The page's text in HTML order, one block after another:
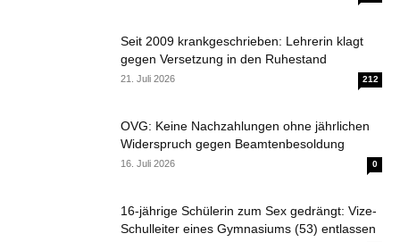
Seit 2009 krankgeschrieben: Lehrerin klagt
gegen Versetzung in den Ruhestand
21. Juli 2026 212
OVG: Keine Nachzahlungen ohne jährlichen
Widerspruch gegen Beamtenbesoldung
16. Juli 2026 0
16-jährige Schülerin zum Sex gedrängt: Vize-
Schulleiter eines Gymnasiums (53) entlassen